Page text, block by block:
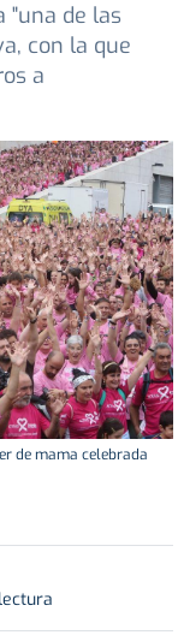
"una de las
con la que
a
de mama celebrada